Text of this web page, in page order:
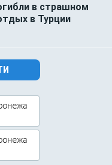
в страшном
в Турции